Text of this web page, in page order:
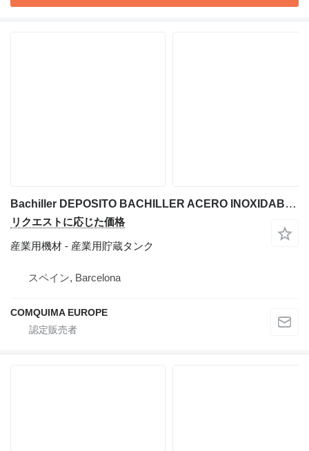
Bachiller DEPOSITO BACHILLER ACERO INOXIDABLE 73 LITROS
リクエストに応じた価格
産業用機材 - 産業用貯蔵タンク
スペイン, Barcelona
COMQUIMA EUROPE